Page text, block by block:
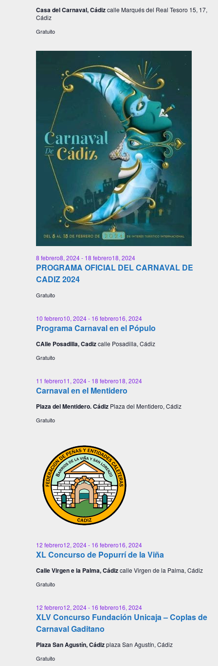
Casa del Carnaval, Cádizcalle Marqués del Real Tesoro 15, 17,
Cádiz
Gratuito
PROGRAMA OFICIAL DEL CARNAVAL DE
CADIZ 2024
8 febrero8, 2024- 18 febrero18, 2024
Gratuito
Programa Carnaval en el Pópulo
10 febrero10, 2024- 16 febrero16, 2024
CAlle Posadilla, Cadizcalle Posadilla, Cádiz
Gratuito
Carnaval en el Mentidero
11 febrero11, 2024- 18 febrero18, 2024
Plaza del Mentidero. Cádiz Plaza del Mentidero, Cádiz
Gratuito
XL Concurso de Popurrí de la Viña
12 febrero12, 2024- 16 febrero16, 2024
Calle Virgen e la Palma, Cádizcalle Virgen de la Palma, Cádiz
Gratuito
XLV Concurso Fundación Unicaja – Coplas de
Carnaval Gaditano
12 febrero12, 2024- 16 febrero16, 2024
Plaza San Agustín, Cádizplaza San Agustín, Cádiz
Gratuito